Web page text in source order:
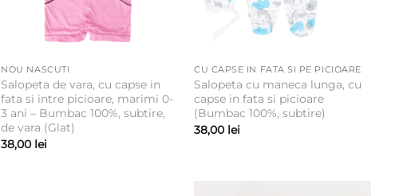
NOU NASCUTI
Salopeta de vara, cu capse in
fata si intre picioare, marimi 0-
3 ani – Bumbac 100%, subtire,
de vara (Glat)
38,00 lei
CU CAPSE IN FATA SI PE PICIOARE
Salopeta cu maneca lunga, cu
capse in fata si picioare
(Bumbac 100%, subtire)
38,00 lei